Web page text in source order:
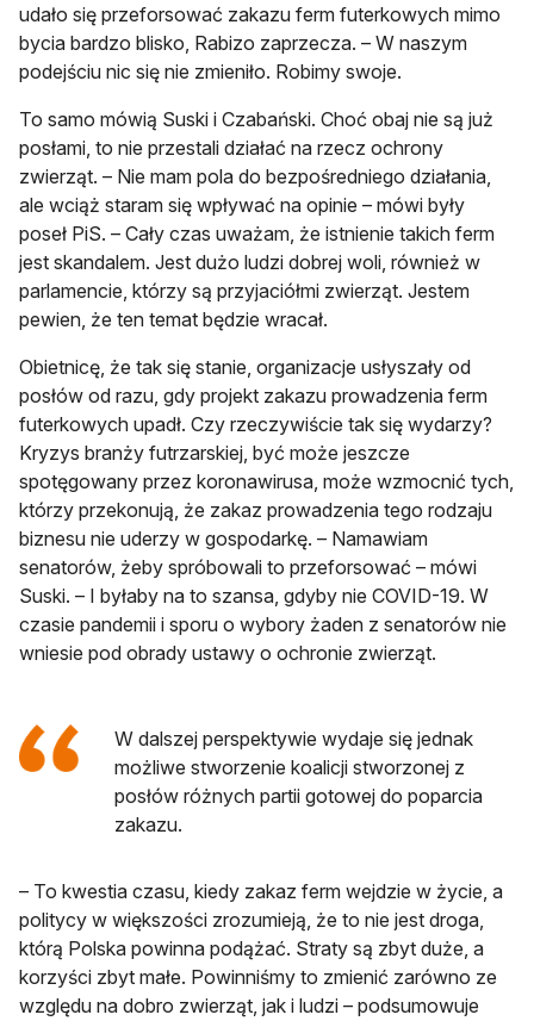
udało się przeforsować zakazu ferm futerkowych mimo
bycia bardzo blisko, Rabizo zaprzecza. – W naszym
podejściu nic się nie zmieniło. Robimy swoje.
To samo mówią Suski i Czabański. Choć obaj nie są już
posłami, to nie przestali działać na rzecz ochrony
zwierząt. – Nie mam pola do bezpośredniego działania,
ale wciąż staram się wpływać na opinie – mówi były
poseł PiS. – Cały czas uważam, że istnienie takich ferm
jest skandalem. Jest dużo ludzi dobrej woli, również w
parlamencie, którzy są przyjaciółmi zwierząt. Jestem
pewien, że ten temat będzie wracał.
Obietnicę, że tak się stanie, organizacje usłyszały od
posłów od razu, gdy projekt zakazu prowadzenia ferm
futerkowych upadł. Czy rzeczywiście tak się wydarzy?
Kryzys branży futrzarskiej, być może jeszcze
spotęgowany przez koronawirusa, może wzmocnić tych,
którzy przekonują, że zakaz prowadzenia tego rodzaju
biznesu nie uderzy w gospodarkę. – Namawiam
senatorów, żeby spróbowali to przeforsować – mówi
Suski. – I byłaby na to szansa, gdyby nie COVID-19. W
czasie pandemii i sporu o wybory żaden z senatorów nie
wniesie pod obrady ustawy o ochronie zwierząt.
W dalszej perspektywie wydaje się jednak
możliwe stworzenie koalicji stworzonej z
posłów różnych partii gotowej do poparcia
zakazu.
– To kwestia czasu, kiedy zakaz ferm wejdzie w życie, a
politycy w większości zrozumieją, że to nie jest droga,
którą Polska powinna podążać. Straty są zbyt duże, a
korzyści zbyt małe. Powinniśmy to zmienić zarówno ze
względu na dobro zwierząt, jak i ludzi – podsumowuje